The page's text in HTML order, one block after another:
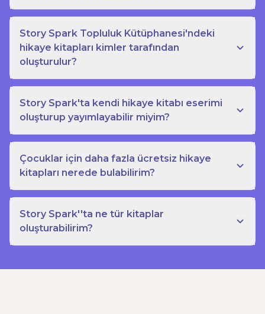
Story Spark Topluluk Kütüphanesi'ndeki
hikaye kitapları kimler tarafından
oluşturulur?
Story Spark'ta kendi hikaye kitabı eserimi
oluşturup yayımlayabilir miyim?
Çocuklar için daha fazla ücretsiz hikaye
kitapları nerede bulabilirim?
Story Spark''ta ne tür kitaplar
oluşturabilirim?